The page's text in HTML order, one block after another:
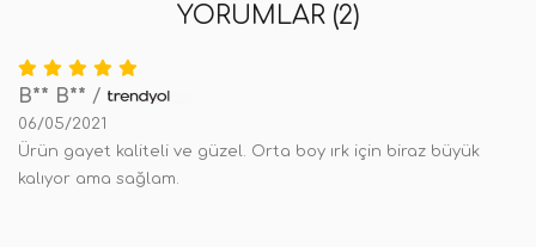
YORUMLAR (2)
B** B** /
06/05/2021
Ürün gayet kaliteli ve güzel. Orta boy ırk için biraz büyük
kalıyor ama sağlam.